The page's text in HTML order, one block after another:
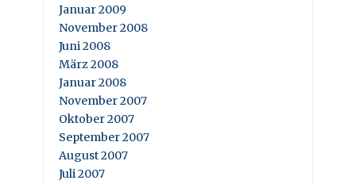
Januar 2009
November 2008
Juni 2008
März 2008
Januar 2008
November 2007
Oktober 2007
September 2007
August 2007
Juli 2007